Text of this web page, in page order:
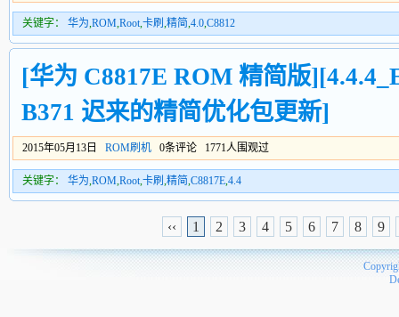
关键字： 华为,ROM,Root,卡刷 ,精简,4.0,C8812
[华为 C8817E ROM 精简版
B371 迟来的精简优化包更新]
2015年05月13日 ROM刷机 0条评论 1771人围观过
关键字： 华为,ROM,Root,卡刷 ,精简,C8817E,4.4
‹‹ 1 2 3 4 5 6 7 8 9